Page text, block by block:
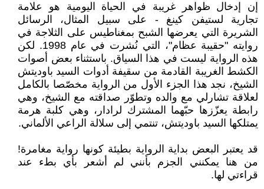
إن إدخال ظواهر غريبة في الحياة اليومية هو علامة
تجارية لستيفن كينغ - على سبيل المثال، الرسائل
الشريرة التي يعرضها الشبح بمغناطيس على الثلاجة في
روايته "حقيبة عظام"، التي نُشرت في عام 1998. لكن
هذه الرواية ليست في هذا السياق. باستثناء بعض أصوات
الكشط الغريبة القادمة من سقيفة أدوات السيد باوديتش
الشيخ، نجد هذا الجزء الأول من الرواية مخصّصا بالكامل
لعلاقة تشارلي مع والده وتطوّر صداقته مع الشيخ، وهي
رابطة يعزّزها حبّهما المشترك لرادار، وهي كلبة هرمة
يمتلكها السيد باوديتش، تنتمي إلى سلالة الراعي الألماني.
قد يعتبر البعض بداية الرواية بطيئة كونها رواية مغامرة!
من هنا يمكنني الجزم بأنني لم أشعر بأي بطء عند
قراءتي لها.